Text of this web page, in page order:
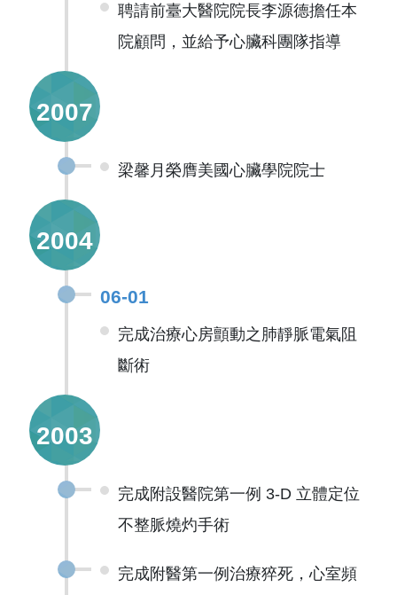
聘請前臺大醫院院長李源德擔任本
院顧問，並給予心臟科團隊指導
2007
梁馨月榮膺美國心臟學院院士
2004
06-01
完成治療心房顫動之肺靜脈電氣阻
斷術
2003
完成附設醫院第一例 3-D 立體定位
不整脈燒灼手術
完成附醫第一例治療猝死，心室頻